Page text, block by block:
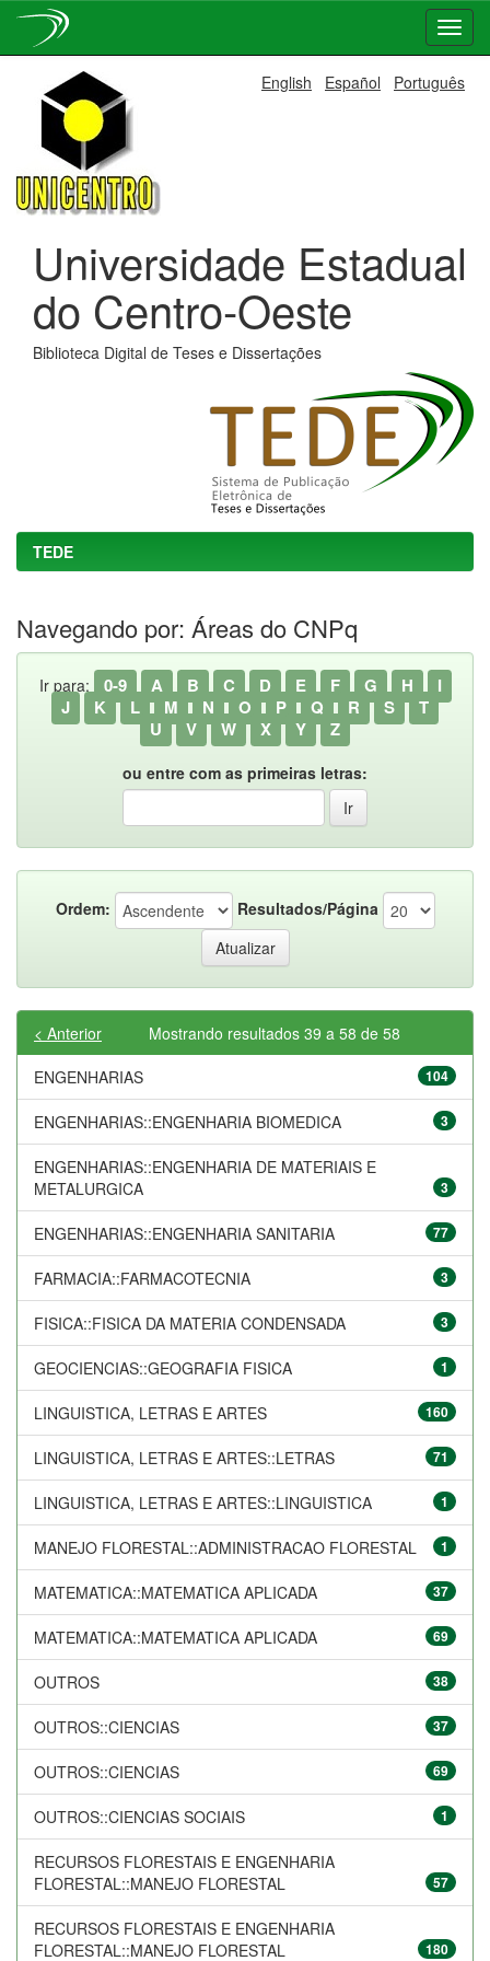
navigation
English Español Português
Universidade Estadual
do Centro-Oeste
Biblioteca Digital de Teses e Dissertações
TEDE
Navegando por: Áreas do CNPq
Ir para: 0-9 A B C D E F G H
I
J
K L M N O P Q R S
T
U
V W X Y Z
ou entre com as primeiras letras:
Ordem: Resultados/Página
Mostrando resultados 39 a 58 de 58
< Anterior
ENGENHARIAS
104
ENGENHARIAS::ENGENHARIA BIOMEDICA 3
ENGENHARIAS::ENGENHARIA DE MATERIAIS E
METALURGICA
3
ENGENHARIAS::ENGENHARIA SANITARIA 77
FARMACIA::FARMACOTECNIA 3
FISICA::FISICA DA MATERIA CONDENSADA 3
GEOCIENCIAS::GEOGRAFIA FISICA 1
LINGUISTICA, LETRAS E ARTES 160
LINGUISTICA, LETRAS E ARTES::LETRAS 71
LINGUISTICA, LETRAS E ARTES::LINGUISTICA 1
MANEJO FLORESTAL::ADMINISTRACAO FLORESTAL 1
MATEMATICA::MATEMATICA APLICADA 37
MATEMATICA::MATEMATICA APLICADA 69
OUTROS 38
OUTROS::CIENCIAS 37
OUTROS::CIENCIAS 69
OUTROS::CIENCIAS SOCIAIS 1
RECURSOS FLORESTAIS E ENGENHARIA
FLORESTAL::MANEJO FLORESTAL
57
RECURSOS FLORESTAIS E ENGENHARIA
FLORESTAL::MANEJO FLORESTAL
180